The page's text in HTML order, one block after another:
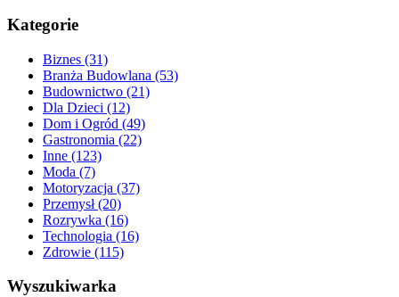
Kategorie
Biznes (31)
Branża Budowlana (53)
Budownictwo (21)
Dla Dzieci (12)
Dom i Ogród (49)
Gastronomia (22)
Inne (123)
Moda (7)
Motoryzacja (37)
Przemysł (20)
Rozrywka (16)
Technologia (16)
Zdrowie (115)
Wyszukiwarka